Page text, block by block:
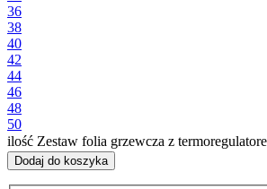
36
38
40
42
44
46
48
50
ilość Zestaw folia grzewcza z
Dodaj do koszyka